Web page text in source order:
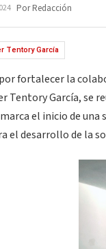
Por Redacción
Tentory García
fortalecer la
Tentory García, se
el inicio de
el desarrollo de la